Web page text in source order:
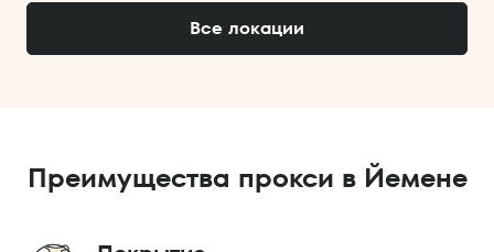
Все локации
Преимущества прокси в Йемене